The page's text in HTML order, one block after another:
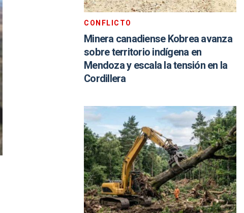
CONFLICTO
Minera canadiense Kobrea avanza
sobre territorio indígena en
Mendoza y escala la tensión en la
Cordillera